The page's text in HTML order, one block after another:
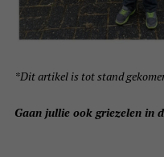
*Dit artikel is tot stand
Gaan jullie ook griezelen in